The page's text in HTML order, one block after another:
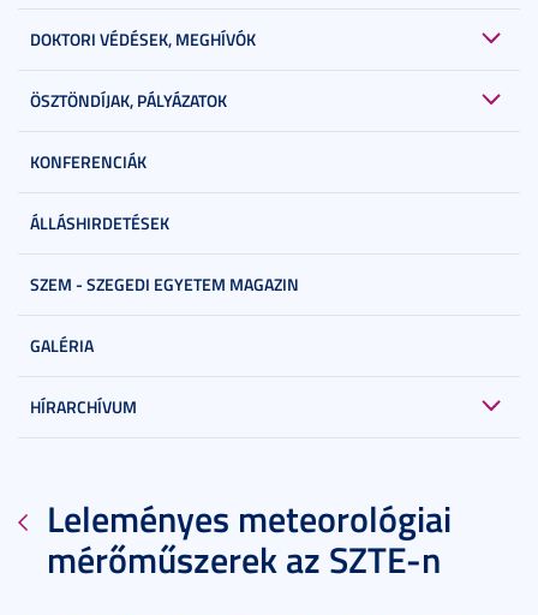
DOKTORI VÉDÉSEK, MEGHÍVÓK
ÖSZTÖNDÍJAK, PÁLYÁZATOK
KONFERENCIÁK
ÁLLÁSHIRDETÉSEK
SZEM - SZEGEDI EGYETEM MAGAZIN
GALÉRIA
HÍRARCHÍVUM
Leleményes meteorológiai
mérőműszerek az SZTE-n